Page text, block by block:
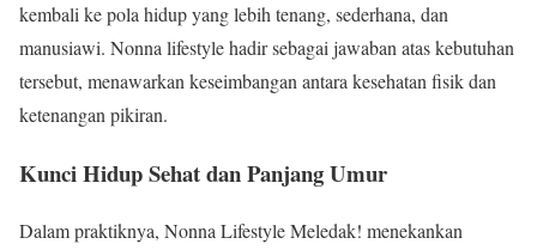
kembali ke pola hidup yang lebih tenang, sederhana, dan
manusiawi. Nonna lifestyle hadir sebagai jawaban atas kebutuhan
tersebut, menawarkan keseimbangan antara kesehatan fisik dan
ketenangan pikiran.
Kunci Hidup Sehat dan Panjang Umur
Dalam praktiknya, Nonna Lifestyle Meledak! menekankan